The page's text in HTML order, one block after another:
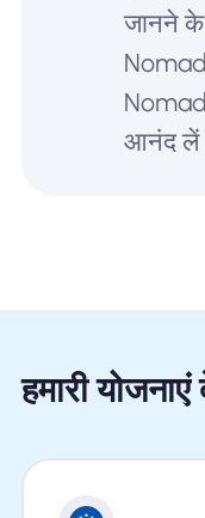
जानने के
आनंद
हमारी